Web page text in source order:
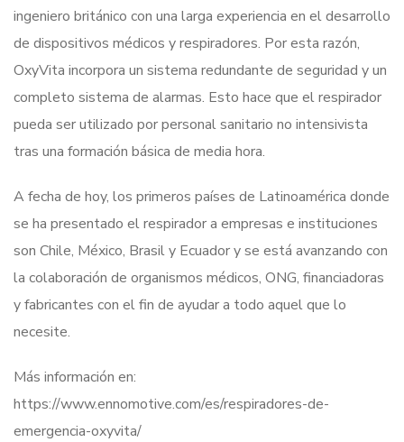
ingeniero británico con una larga experiencia en el desarrollo
de dispositivos médicos y respiradores. Por esta razón,
OxyVita incorpora un sistema redundante de seguridad y un
completo sistema de alarmas. Esto hace que el respirador
pueda ser utilizado por personal sanitario no intensivista
tras una formación básica de media hora.
A fecha de hoy, los primeros países de Latinoamérica donde
se ha presentado el respirador a empresas e instituciones
son Chile, México, Brasil y Ecuador y se está avanzando con
la colaboración de organismos médicos, ONG, financiadoras
y fabricantes con el fin de ayudar a todo aquel que lo
necesite.
Más información en:
https://www.ennomotive.com/es/respiradores-de-
emergencia-oxyvita/